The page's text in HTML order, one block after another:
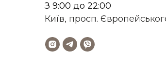
З 9:00 до 22:00
Київ, просп.